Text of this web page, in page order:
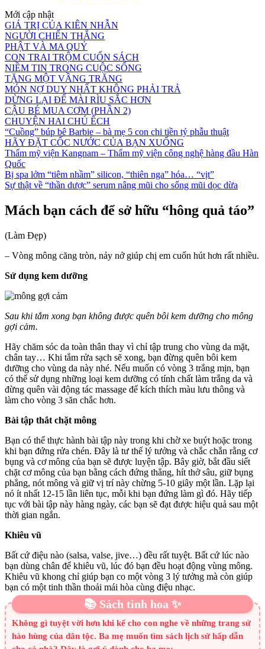
Mới cập nhật
GIÁ TRỊ CỦA KIÊN NHẪN
NGƯỜI CHIẾN THẮNG
PHẬT VÀ MA QUỶ
CON TRAI TRỘM CUỐN SÁCH
NIỀM TIN TRONG CUỘC SỐNG
TẶNG MỘT VẦNG TRĂNG
MÓN NỢ DUY NHẤT KHÔNG PHẢI TRẢ
DỪNG LẠI ĐỂ MÀI RÌU SẮC HƠN
CẬU BÉ MUA CƠM (PHẦN 2)
CHUYỆN HAI CHÚ ẾCH
“Cuồng” búp bê Barbie – bà mẹ 5 con chi tiền tỷ phẫu thuật
HÃY ĐẶT CỐC NƯỚC CỦA BẠN XUỐNG
Thẩm mỹ viện Kangnam – Thẩm mỹ viện công nghệ hàng đầu Hàn
Quốc
Bị spa lởm “tiêm nhầm” silicon, “thiên nga” hóa… “vịt”
Sự thật về “thần dược” serum nâng mũi cho sống mũi dọc dừa
Mách bạn cách để sở hữu “hông quả táo”
(Làm Đẹp)
– Vòng mông căng tròn, nảy nở giúp chị em cuốn hút hơn rất nhiều.
Sử dụng kem dưỡng
Sau khi tắm xong bạn không được quên bôi kem dưỡng cho mông
gợi cảm.
Hãy chăm sóc da toàn thân thay vì chỉ tập trung cho vùng da mặt,
chân tay… Khi tắm rửa sạch sẽ xong, bạn đừng quên bôi kem
dưỡng cho vùng da này nhé. Nếu muốn có vòng 3 trắng mịn, bạn
có thể sử dụng những loại kem dưỡng có tính chất làm trắng da và
đừng quên vài động tác massage để kích thích màu lưu thông và
làm cho vòng 3 săn chắc hơn.
Bài tập thắt chặt mông
Bạn có thể thực hành bài tập này trong khi chờ xe buýt hoặc trong
khi bạn đứng rửa chén. Đây là tư thế lý tưởng và chắc chắn rằng cơ
bụng và cơ mông của bạn sẽ được luyện tập. Bây giờ, bắt đầu siết
chặt cơ mông của bạn bằng cách đứng thẳng, hít thở sâu, giữ bụng
phẳng, nót mông và giữ vị trí này chừng 5-10 giây một lần. Lặp lại
nó ít nhất 12-15 lần liên tục, mỗi khi bạn đứng làm gì đó. Hãy tiếp
tục với bài tập này hàng ngày, các bạn sẽ đạt được hiệu quả sau một
thời gian ngắn.
Khiêu vũ
Bất cứ điệu nào (salsa, valse, jive…) đều rất tuyệt. Bất cứ lúc nào
bạn dùng chân để khiêu vũ, lúc đó bạn đều hoạt động vùng mông.
Khiêu vũ khong chỉ giúp bạn co một vòng 3 lý tưởng mà còn giúp
bạn có một tinh thần thoải mái hòa cùng điệu nhạc.
📚 Sách tinh hoa ✨
Không gì tuyệt vời hơn khi kể cho con nghe về những trang sử
hào hùng của dân tộc. Ba mẹ muốn tìm sách lịch sử hấp dẫn